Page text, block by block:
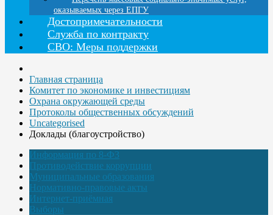
оказываемых через ЕПГУ
Достопримечательности
Служба по контракту
СВО: Меры поддержки
Главная страница
Комитет по экономике и инвестициям
Охрана окружающей среды
Протоколы общественных обсуждений
Uncategorised
Доклады (благоустройство)
Информация по 8-ФЗ
Противодействие коррупции
Муниципальные образования
Нормативно-правовые акты
Интернет-приёмная
Выборы